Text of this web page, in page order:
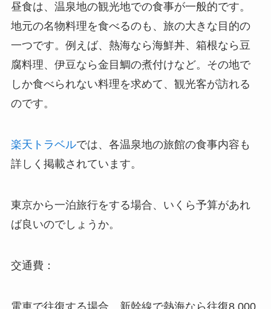
昼食は、温泉地の観光地での食事が一般的です。
地元の名物料理を食べるのも、旅の大きな目的の
一つです。例えば、熱海なら海鮮丼、箱根なら豆
腐料理、伊豆なら金目鯛の煮付けなど。その地で
しか食べられない料理を求めて、観光客が訪れる
のです。
楽天トラベルでは、各温泉地の旅館の食事内容も
詳しく掲載されています。
東京から一泊旅行をする場合、いくら予算があれ
ば良いのでしょうか。
交通費：
電車で往復する場合、新幹線で熱海なら往復8,000